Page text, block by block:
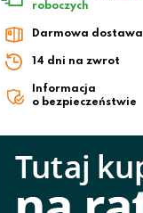
roboczych
Darmowa dostawa
14 dni na zwrot
Informacja
o bezpieczeństwie